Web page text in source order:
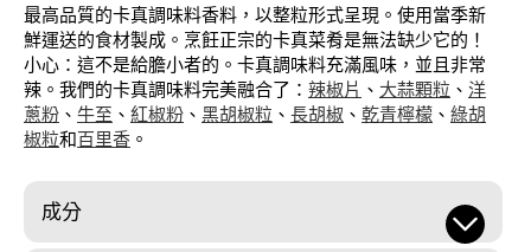
最高品質的卡真調味料香料，以整粒形式呈現。使用當季新
鮮運送的食材製成。烹飪正宗的卡真菜肴是無法缺少它的！
小心：這不是給膽小者的。卡真調味料充滿風味，並且非常
辣。我們的卡真調味料完美融合了： 辣椒片 、 大蒜顆粒 、 洋
蔥粉 、 牛至 、 紅椒粉 、 黑胡椒粒 、 長胡椒 、 乾青檸檬 、 綠胡
椒粒和百里香 。
成分